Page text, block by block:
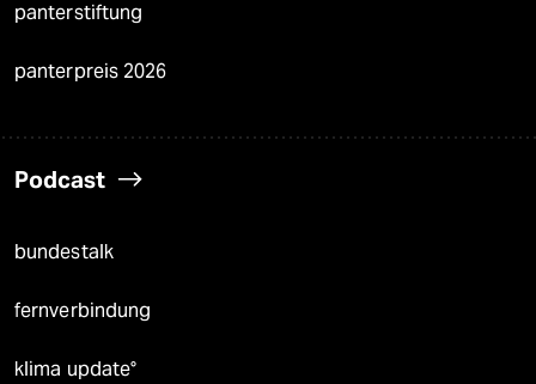
panterstiftung
panterpreis 2026
Podcast
bundestalk
fernverbindung
klima update°